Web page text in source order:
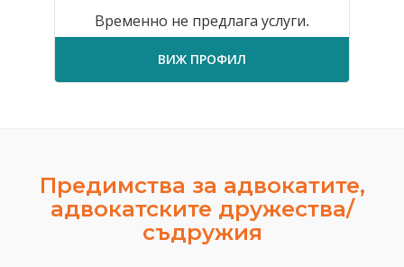
Временно не предлага услуги.
ВИЖ ПРОФИЛ
Предимства за адвокатите,
адвокатските дружества/
съдружия